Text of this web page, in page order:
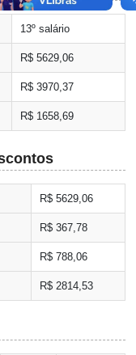
13º salário
R$ 5629,06
R$ 3970,37
R$ 1658,69
R$ 5629,06
R$ 367,78
R$ 788,06
R$ 2814,53